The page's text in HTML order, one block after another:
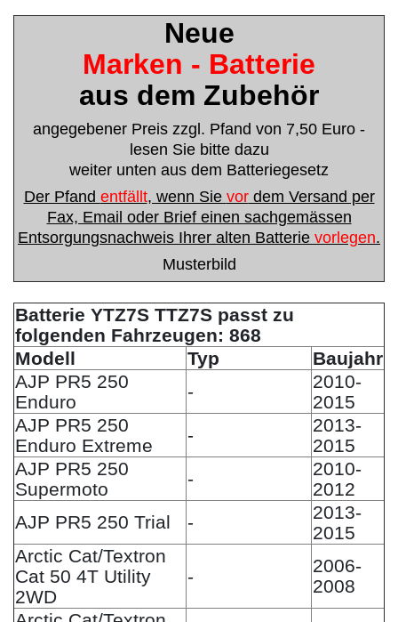
Neue
Marken - Batterie
aus dem Zubehör
angegebener Preis zzgl. Pfand von 7,50 Euro -
lesen Sie bitte dazu
weiter unten aus dem Batteriegesetz
Der Pfand entfällt, wenn Sie vordem Versand per
Fax, Email oder Brief einen sachgemässen
Entsorgungsnachweis Ihrer alten Batterie vorlegen.
Musterbild
Batterie YTZ7S TTZ7S passt zu
folgenden Fahrzeugen: 868
Modell
Typ
Baujahr
AJP PR5 250
Enduro
-
2010-
2015
AJP PR5 250
Enduro Extreme
-
2013-
2015
AJP PR5 250
Supermoto
-
2010-
2012
AJP PR5 250 Trial
-
2013-
2015
Arctic Cat/Textron
Cat 50 4T Utility
2WD
-
2006-
2008